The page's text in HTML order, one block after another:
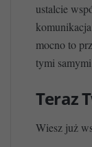
ustalcie
mocno to
tymi
Teraz
Wiesz już